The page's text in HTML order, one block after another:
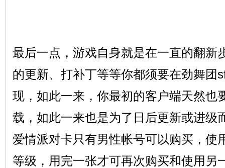
最后一点，游戏自身就是在一直的翻新
的更新、打补丁等等你都须要在劲舞团
现，如此一来，你最初的客户端天然也
载，如此一来也是为了日后更新或进级
爱情派对卡只有男性帐号可以购买，使
等级，用完一张才可再次购买和使用另